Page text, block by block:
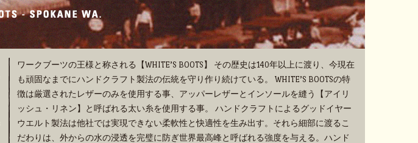
ワークブーツの王様と称される【WHITE’S BOOTS】 その歴史は140年以上に渡り、今現在
も頑固なまでにハンドクラフト製法の伝統を守り作り続けている。 WHITE’S BOOTSの特
徴は厳選されたレザーのみを使用する事、アッパーレザーとインソールを縫う【アイリ
ッシュ・リネン】と呼ばれる太い糸を使用する事。 ハンドクラフトによるグッドイヤー
ウエルト製法は他社では実現できない柔軟性と快適性を生み出す。それら細部に渡るこ
だわりは、外からの水の浸透を完璧に防ぎ世界最高峰と呼ばれる強度を与える。ハンド